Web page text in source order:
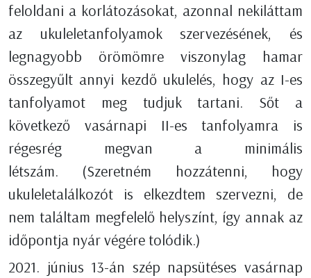
feloldani a korlátozásokat, azonnal nekiláttam
az ukuleletanfolyamok szervezésének, és
legnagyobb örömömre viszonylag hamar
összegyűlt annyi kezdő ukulelés, hogy az I-es
tanfolyamot meg tudjuk tartani. Sőt a
következő vasárnapi II-es tanfolyamra is
régesrég megvan a minimális
létszám. (Szeretném hozzátenni, hogy
ukuleletalálkozót is elkezdtem szervezni, de
nem találtam megfelelő helyszínt, így annak az
időpontja nyár végére tolódik.)
2021. június 13-án szép napsütéses vasárnap